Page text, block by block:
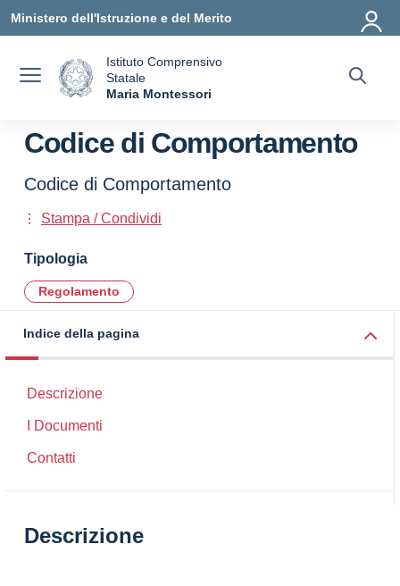
Ministero dell'Istruzione e del Merito
Istituto Comprensivo
Statale
Maria Montessori
Codice di Comportamento
Codice di Comportamento
Stampa / Condividi
Tipologia
Regolamento
Indice della pagina
Descrizione
I Documenti
Contatti
Descrizione